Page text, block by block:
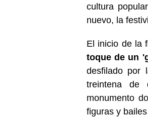
cultura
nuevo, la
El inicio de la
toque de un
desfilado por
treintena de
monumento
figuras y